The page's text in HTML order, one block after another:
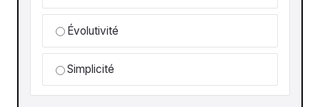
Évolutivité
Simplicité